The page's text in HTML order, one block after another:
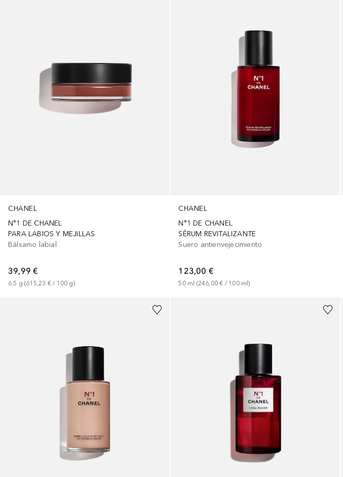
CHANEL
N°1 DE CHANEL
PARA LABIOS Y MEJILLAS
Bálsamo labial
39,99 €
6.5 g (615,23 € / 100 g)
CHANEL
N°1 DE CHANEL
SÉRUM REVITALIZANTE
Suero antienvejecimiento
123,00 €
50 ml (246,00 € / 100 ml)